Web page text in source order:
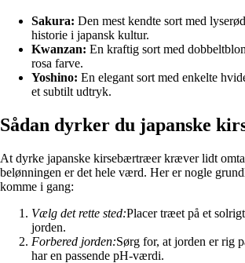
Sakura: Den mest kendte sort med
historie i japansk kultur.
Kwanzan: En kraftig sort med
rosa farve.
Yoshino: En elegant sort med enkelte
et subtilt udtryk.
Sådan dyrker du japanske
At dyrke japanske kirsebærtræer kræver lidt
belønningen er det hele værd. Her er nogle
komme i gang:
Vælg det rette sted:Placer træet på et
jorden.
Forbered jorden:Sørg for, at jorden er rig
har en passende pH-værdi.